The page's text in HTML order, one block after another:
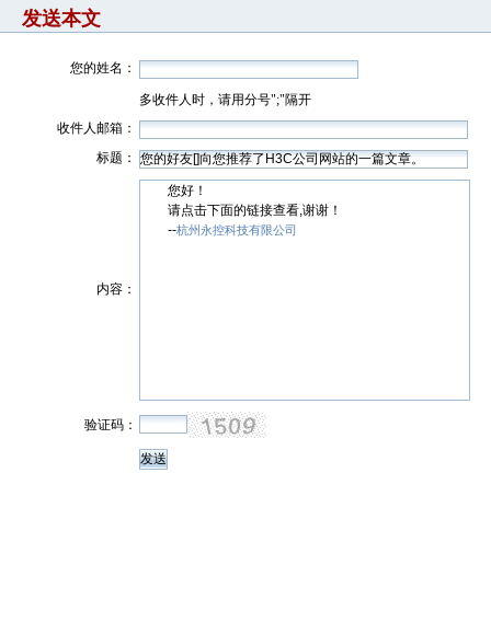
发送本文
您的姓名：
多收件人时，请用分号";"隔开
收件人邮箱：
标题：
内容：
您好！
请点击下面的链接查看,谢谢！
--杭州永控科技有限公司
验证码：